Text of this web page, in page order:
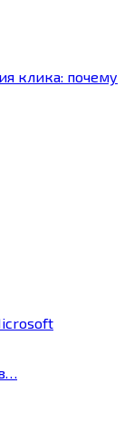
клика: почему